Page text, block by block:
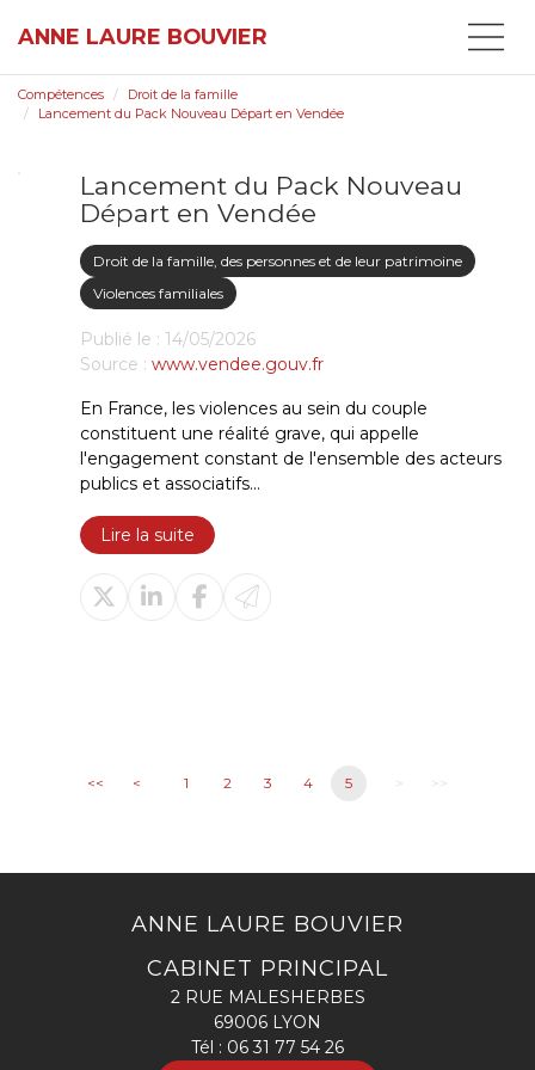
ANNE LAURE BOUVIER
Compétences
Droit de la famille
Lancement du Pack Nouveau Départ en Vendée
Lancement du Pack Nouveau
Départ en Vendée
Publié le : 14/05/2026
Droit de la famille, des personnes et de leur patrimoine
Violences familiales
Source : www.vendee.gouv.fr
En France, les violences au sein du couple
constituent une réalité grave, qui appelle
l'engagement constant de l'ensemble des acteurs
publics et associatifs...
Lire la suite
<< < 1 2 3 4 5
ANNE LAURE BOUVIER
CABINET PRINCIPAL
2 RUE MALESHERBES
69006 LYON
Tél : 06 31 77 54 26